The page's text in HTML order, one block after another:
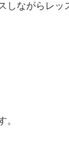
しながらレッ
。